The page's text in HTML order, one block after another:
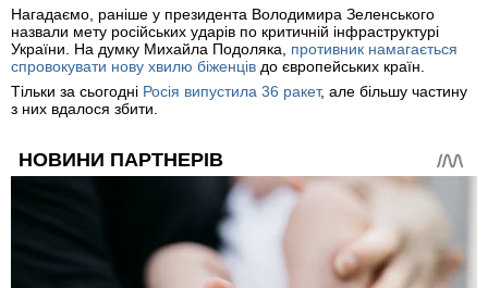
Нагадаємо, раніше у президента Володимира Зеленського
назвали мету російських ударів по критичній інфраструктурі
України. На думку Михайла Подоляка, противник намагається
спровокувати нову хвилю біженців до європейських країн.
Тільки за сьогодні Росія випустила 36 ракет, але більшу частину
з них вдалося збити.